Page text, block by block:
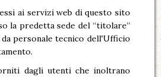
ai servizi web di questo sito
la predetta sede del “titolare”
personale tecnico dell'Ufficio
dagli utenti che inoltrano